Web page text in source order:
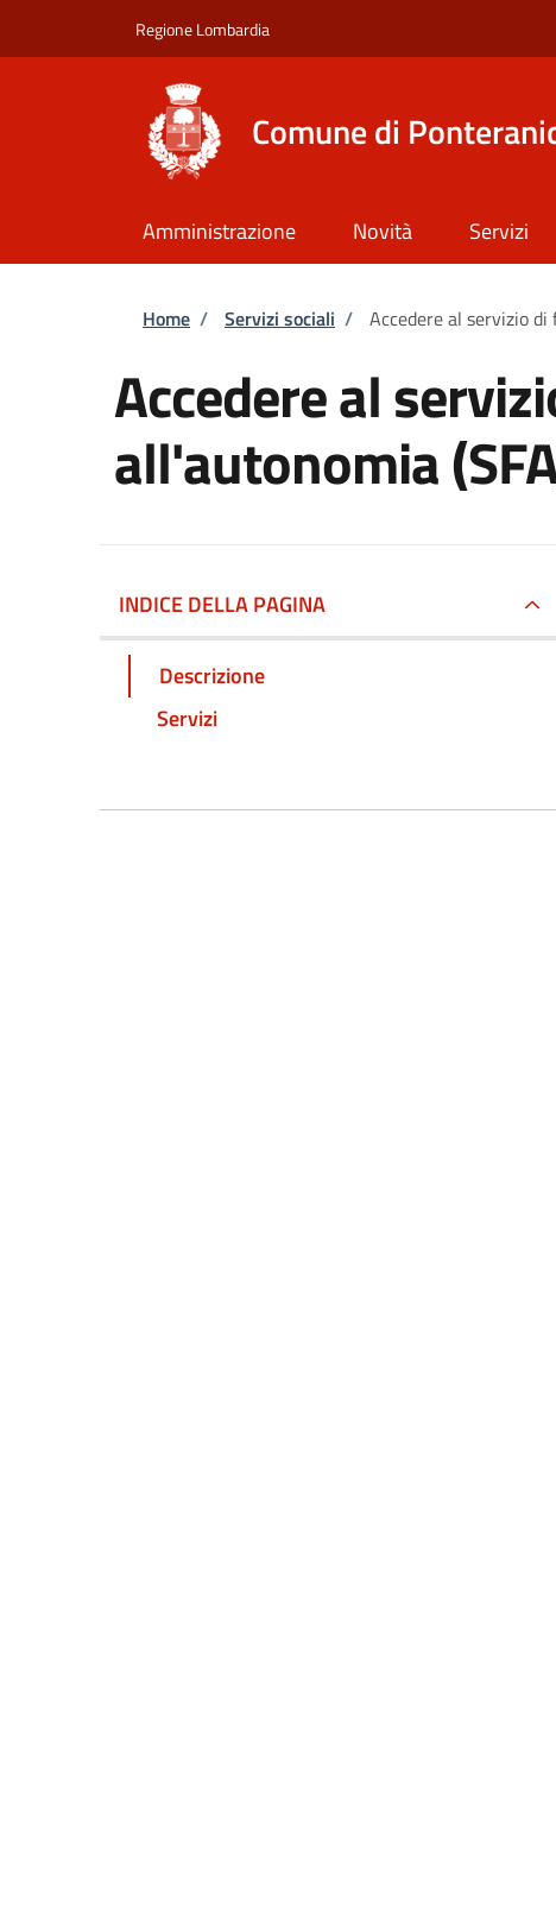
Regione Lombardia
Comune di
Amministrazione Novità Servizi
Briciole di pane
Home / Servizi sociali / Accedere al servizio
Accedere al
all'autonomia
INDICE DELLA PAGINA
Descrizione
Servizi